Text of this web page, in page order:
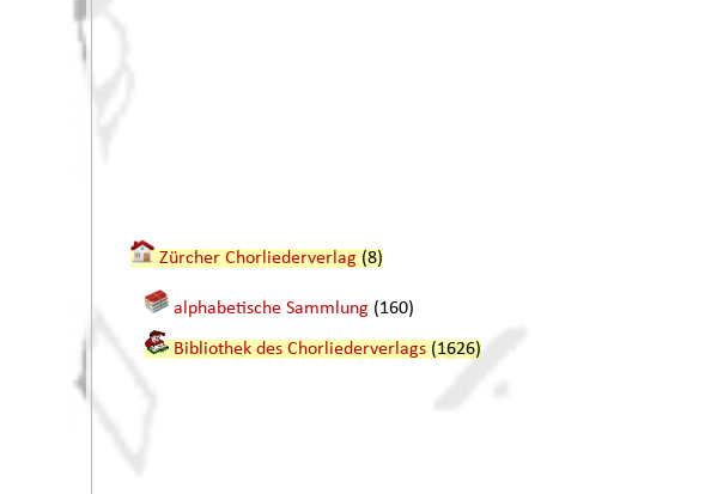
Zürcher Chorliederverlag (8)
alphabetische Sammlung (160)
Bibliothek des Chorliederverlags (1626)